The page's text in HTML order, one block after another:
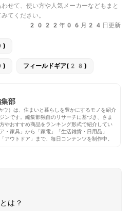
せて、使い方や人気メーカーなどもまと
てください。
2022年06月24日更新
フィールドギア(28)
部
）は、住まいと暮らしを豊かにするモノを紹介
ンです。編集部独自のリサーチに基づき、さま
やおすすめ商品をランキング形式で紹介してい
・家具」から「家電」「生活雑貨・日用品」
アウトドア」まで、毎日コンテンツを制作中。
は？